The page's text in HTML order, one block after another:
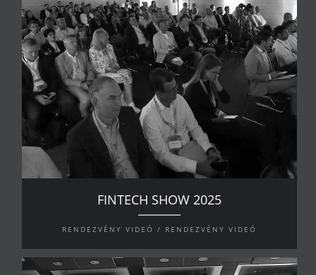
FINTECH SHOW 2025
RENDEZVÉNY VIDEÓ / RENDEZVÉNY VIDEÓ